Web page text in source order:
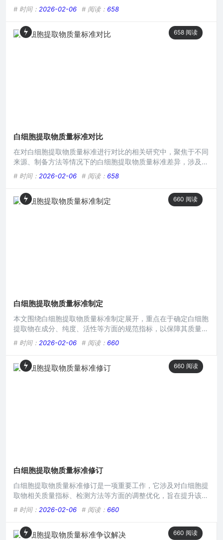
性，新的质量标准将在成分检测、纯度要求、微生物限度等方面
提出更严格的规定，有助于确保白细胞提取物在医疗应用等领域
能发挥更好作用，保障相关使用安全与可靠。在生命科学研究与
医疗应用领域，白细胞提取物一直占据着重要地位，它在免疫调
# 时间： 2026-02-06 # 阅读： 658
658 阅读
白细胞提取物质量标准对比
在对白细胞提取物质量标准进行对比的相关研究中，聚焦于不同
来源、制备方法等情况下的白细胞提取物质量标准差异，涉及对
其纯度、活性、稳定性等关键指标的考量，旨在找出更优的质量
标准规范，以确保白细胞提取物在医学应用、科研实验等领域能
发挥更好效果，为后续相关产品研发和临床应用提供质量依据参
考。在生命科学研究和医疗应用领域,白细胞提取物发挥着重要
# 时间： 2026-02-06 # 阅读： 658
660 阅读
白细胞提取物质量标准制定
本文围绕白细胞提取物质量标准制定展开，重点在于确定白细胞
提取物在成分、纯度、活性等方面的规范指标，以保障其质量可
控，需考量提取工艺对质量的影响，明确各关键参数的合格范
围，为白细胞提取物的生产、检验等提供依据，确保其在相关医
疗或研究应用中的有效性与安全性。在生命科学研究与医学应用
领域,白细胞提取物作为一种具有重要价值的物质，其质量标准
# 时间： 2026-02-06 # 阅读： 660
660 阅读
白细胞提取物质量标准修订
白细胞提取物质量标准修订是一项重要工作，它涉及对白细胞提
取物相关质量指标、检测方法等方面的调整优化，旨在提升该提
取物的质量可控性与安全性，以更好地满足临床及相关应用需
求，通过修订，有望规范其生产、使用流程，确保产品质量稳定
可靠，为相关领域的研究与应用提供更坚实的质量保障基础。在
生命科学研究与医疗应用领域，白细胞提取物作为一种重要的生
# 时间： 2026-02-06 # 阅读： 660
660 阅读